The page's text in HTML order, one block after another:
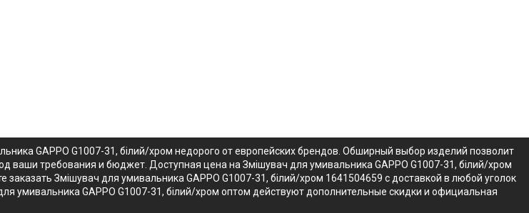
GAPPO G1007-31, білий/хром недорого от европейских брендов. Обширный выбор изделий позволит
ваши требования и бюджет. Доступная цена на Змішувач для умивальника GAPPO G1007-31, білий/хром
Змішувач для умивальника GAPPO G1007-31, білий/хром 1641504659 с доставкой в любой уголок
умивальника GAPPO G1007-31, білий/хром оптом действуют дополнительные скидки и официальная